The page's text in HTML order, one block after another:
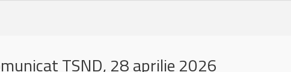
TSND, 28 aprilie 2026